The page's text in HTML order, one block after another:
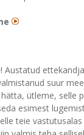
suur
ütleme, selle
esimest
teie